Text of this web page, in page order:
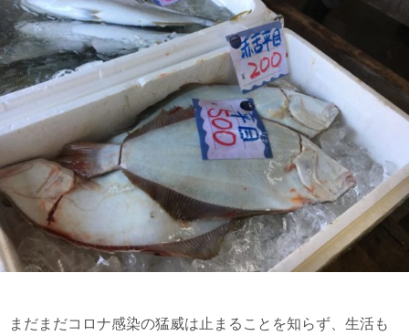
まだまだコロナ感染の猛威は止まることを知らず、生活も